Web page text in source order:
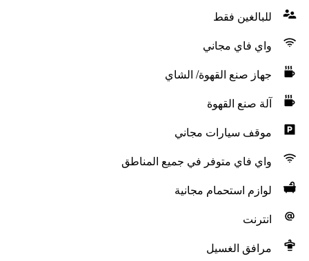
للبالغين فقط
واي فاي مجاني
جهاز صنع القهوة/ الشاي
آلة صنع القهوة
موقف سيارات مجاني
واي فاي متوفر في جميع المناطق
لوازم استحمام مجانية
انترنت
مرافق الغسيل